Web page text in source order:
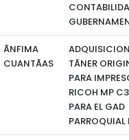
ÃNFIMA
CUANTÃAS
TÃNER
PARA
RICOH MP
PARA EL GAD
PARROQUIAL